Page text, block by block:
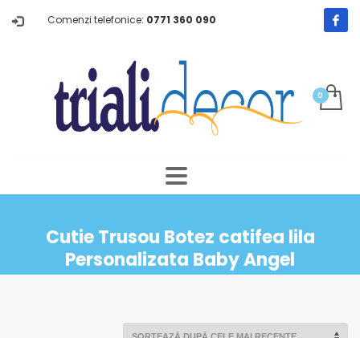
Comenzi telefonice: 0771 360 090
Cutie Trusou Botez catifea lila
Personalizata Baby Angel